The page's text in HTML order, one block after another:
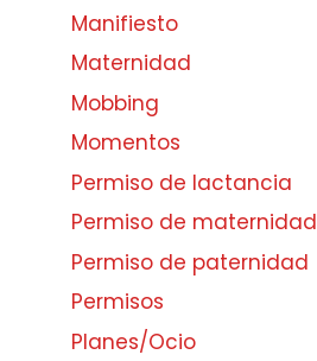
Manifiesto
Maternidad
Mobbing
Momentos
Permiso de lactancia
Permiso de maternidad
Permiso de paternidad
Permisos
Planes/Ocio